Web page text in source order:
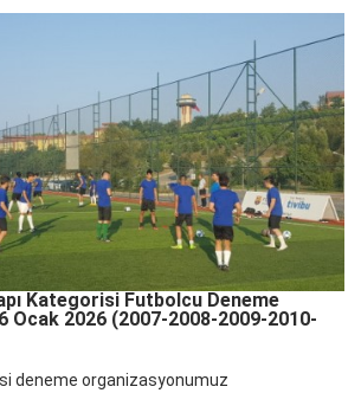
Kategorisi Futbolcu Deneme
Ocak 2026 (2007-2008-2009-2010-
deneme organizasyonumuz